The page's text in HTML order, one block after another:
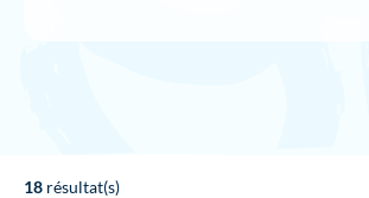
18 résultat(s)